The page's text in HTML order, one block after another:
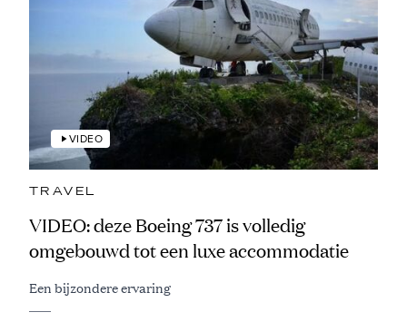
VIDEO
TRAVEL
VIDEO: deze Boeing 737 is volledig
omgebouwd tot een luxe accommodatie
Een bijzondere ervaring